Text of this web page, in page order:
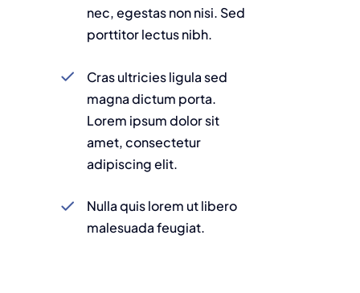
nec, egestas non nisi. Sed
porttitor lectus nibh.
Cras ultricies ligula sed
magna dictum porta.
Lorem ipsum dolor sit
amet, consectetur
adipiscing elit.
Nulla quis lorem ut libero
malesuada feugiat.